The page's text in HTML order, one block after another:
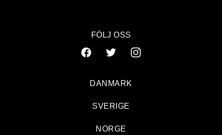
FÖLJ OSS
DANMARK
SVERIGE
NORGE